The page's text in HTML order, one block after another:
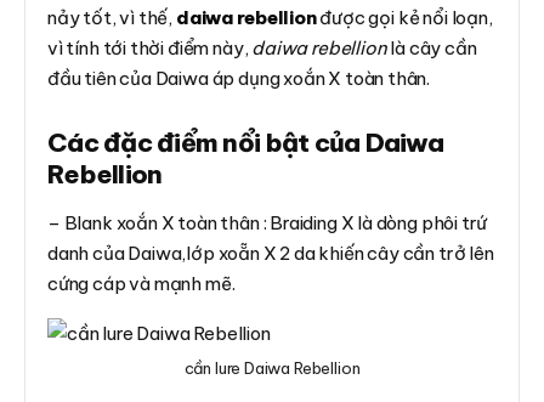
nảy tốt, vì thế, daiwa rebellionđược gọi kẻ nổi loạn,
vì tính tới thời điểm này, daiwa rebellionlà cây cần
đầu tiên của Daiwa áp dụng xoắn X toàn thân.
Các đặc điểm nổi bật của Daiwa
Rebellion
– Blank xoắn X toàn thân : Braiding X là dòng phôi trứ
danh của Daiwa,lớp xoẵn X 2 da khiến cây cần trở lên
cứng cáp và mạnh mẽ.
cần lure Daiwa Rebellion